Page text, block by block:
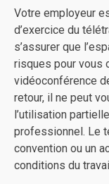
Votre employeur
d’exercice du
s’assurer que
risques pour vous
vidéoconférence
retour, il ne peut
l’utilisation
professionnel. Le
convention ou un
conditions du